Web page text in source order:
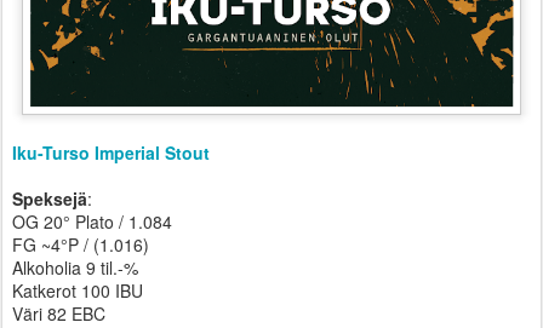
Iku-Turso Imperial Stout
Speksejä:
OG 20° Plato / 1.084
FG ~4°P / (1.016)
Alkoholia 9 til.-%
Katkerot 100 IBU
Väri 82 EBC